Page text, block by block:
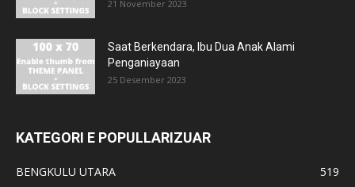
21 November 2023
Saat Berkendara, Ibu Dua Anak Alami
Penganiayaan
25 Desember 2023
KATEGORI E POPULLARIZUAR
BENGKULU UTARA
519